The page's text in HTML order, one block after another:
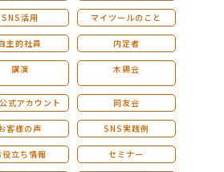
SNS活用 マイツールのこと
主的社員 内定者
講演 木鶏会
式アカウント 同友会
客様の声 SNS実践例
役立ち情報 セミナー